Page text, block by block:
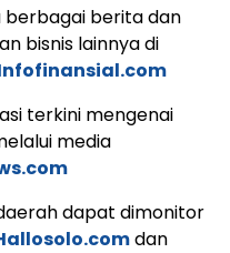
berita dan
bisnis lainnya di
terkini mengenai
media
dapat dimonitor
dan